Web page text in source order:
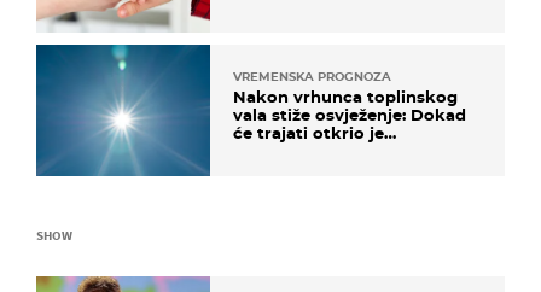
VREMENSKA PROGNOZA
Nakon vrhunca toplinskog
vala stiže osvježenje: Dokad
će trajati otkrio je
SHOW